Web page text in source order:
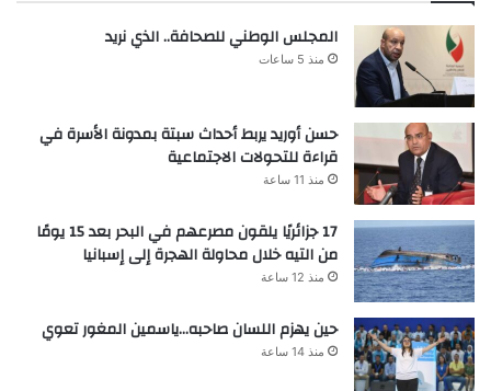
المجلس الوطني للصحافة.. الذي نريد
منذ 5 ساعات
حسن أوريد يربط أحداث سبتة بمدونة الأسرة في
قراءة للتحولات الاجتماعية
منذ 11 ساعة
17 جزائريًا يلقون مصرعهم في البحر بعد 15 يومًا
من التيه خلال محاولة الهجرة إلى إسبانيا
منذ 12 ساعة
حين يهزم اللسان صاحبه…ياسمين المغور تعوي
منذ 14 ساعة